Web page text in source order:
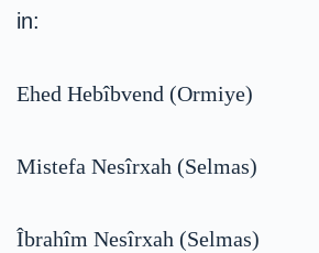
in:
Ehed Hebîbvend (Ormiye)
Mistefa Nesîrxah (Selmas)
Îbrahîm Nesîrxah (Selmas)